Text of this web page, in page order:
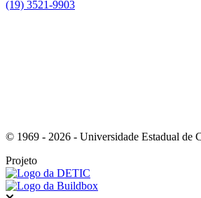
(19) 3521-9903
© 1969 - 2026 - Universidade Estadual de
Projeto